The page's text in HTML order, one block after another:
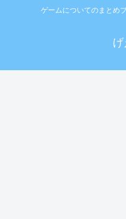
ゲームについてのまとめ
げ